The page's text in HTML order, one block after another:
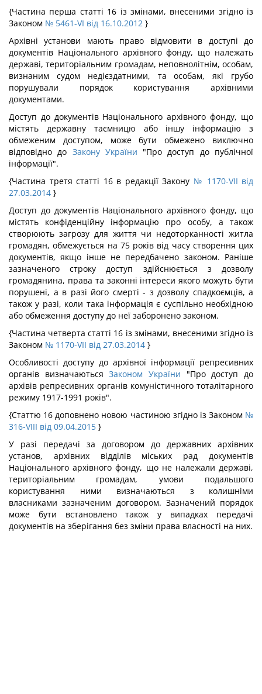
{Частина перша статті 16 із змінами, внесеними згідно із
Законом № 5461-VI від 16.10.2012 }
Архівні установи мають право відмовити в доступі до
документів Національного архівного фонду, що належать
державі, територіальним громадам, неповнолітнім, особам,
визнаним судом недієздатними, та особам, які грубо
порушували порядок користування архівними
документами.
Доступ до документів Національного архівного фонду, що
містять державну таємницю або іншу інформацію з
обмеженим доступом, може бути обмежено виключно
відповідно до Закону України "Про доступ до публічної
інформації".
{Частина третя статті 16 в редакції Закону № 1170-VII від
27.03.2014 }
Доступ до документів Національного архівного фонду, що
містять конфіденційну інформацію про особу, а також
створюють загрозу для життя чи недоторканності житла
громадян, обмежується на 75 років від часу створення цих
документів, якщо інше не передбачено законом. Раніше
зазначеного строку доступ здійснюється з дозволу
громадянина, права та законні інтереси якого можуть бути
порушені, а в разі його смерті - з дозволу спадкоємців, а
також у разі, коли така інформація є суспільно необхідною
або обмеження доступу до неї заборонено законом.
{Частина четверта статті 16 із змінами, внесеними згідно із
Законом № 1170-VII від 27.03.2014 }
Особливості доступу до архівної інформації репресивних
органів визначаютьсяЗаконом України "Про доступ до
архівів репресивних органів комуністичного тоталітарного
режиму 1917-1991 років".
{Статтю 16 доповнено новою частиною згідно із Законом №
316-VIII від 09.04.2015 }
У разі передачі за договором до державних архівних
установ, архівних відділів міських рад документів
Національного архівного фонду, що не належали державі,
територіальним громадам, умови подальшого
користування ними визначаються з колишніми
власниками зазначеним договором. Зазначений порядок
може бути встановлено також у випадках передачі
документів на зберігання без зміни права власності на них.